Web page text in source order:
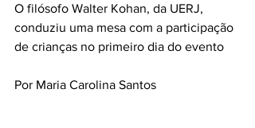
O filósofo Walter Kohan, da UERJ,
conduziu uma mesa com a participação
de crianças no primeiro dia do evento
Por Maria Carolina Santos